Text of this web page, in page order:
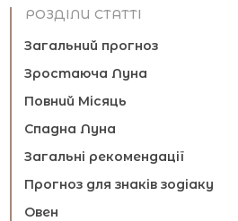
РОЗДІЛИ СТАТТІ
Загальний прогноз
Зростаюча Луна
Повний Місяць
Спадна Луна
Загальні рекомендації
Прогноз для знаків зодіаку
Овен